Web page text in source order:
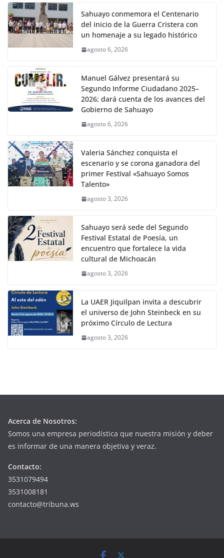
Sahuayo conmemora el Centenario
del inicio de la Guerra Cristera con
un homenaje a su legado histórico
agosto 6, 2026
Manuel Gálvez presentará su
Segundo Informe Ciudadano 2025–
2026; dará cuenta de los avances del
Gobierno de Sahuayo
agosto 6, 2026
Valeria Sánchez conquista el
escenario y se corona ganadora del
primer Festival «Sahuayo Somos
Talento»
agosto 3, 2026
Sahuayo será sede del Segundo
Festival Estatal de Poesía, un
encuentro que fortalece la vida
cultural de Michoacán
agosto 3, 2026
La UAER Jiquilpan invita a descubrir
el universo de John Steinbeck en su
próximo Círculo de Lectura
agosto 3, 2026
Acerca de Nosotros:
Somos una empresa periodística que nuestra misión y deber
es informar de una manera objetiva y veraz.
Contacto:
3531079494
3531008181
contacto@tribuna.ws